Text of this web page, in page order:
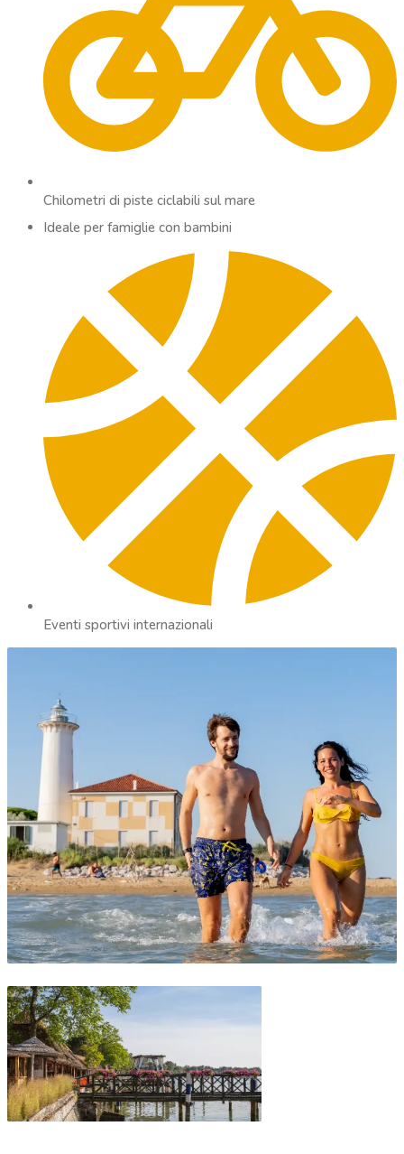
Chilometri di piste ciclabili sul mare
Ideale per famiglie con bambini
Eventi sportivi internazionali